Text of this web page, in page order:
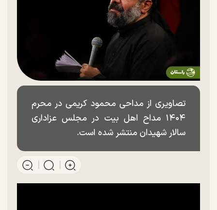
تصاویری از مداحی محمود کریمی در محرم
۱۴۰۴ مداح اهل بیت در مجلس عزاداری
سالار شهیدان منتشر شده است.